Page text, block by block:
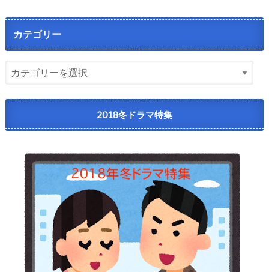
カテゴリー
2018冬ドラマ特集